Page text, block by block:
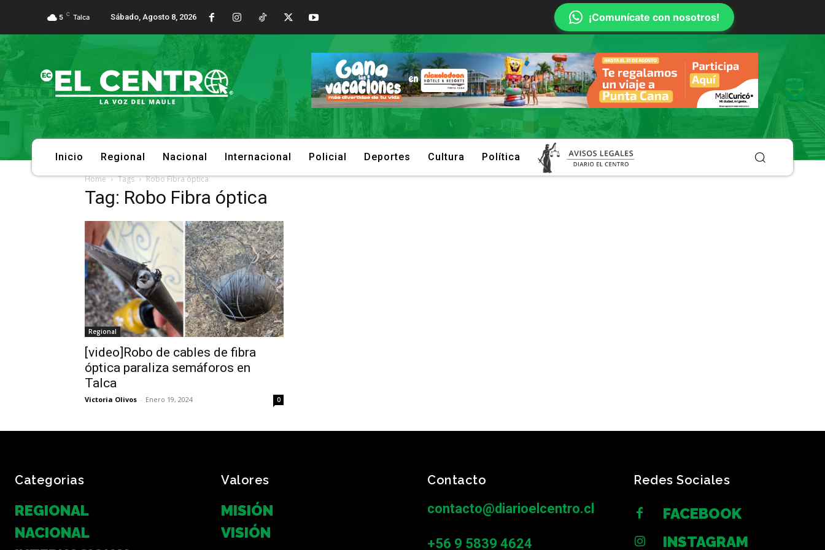
5 C Talca Sábado, Agosto 8, 2026 ¡Comunícate con nosotros!
Inicio Regional Nacional Internacional Policial Deportes Cultura Política
Home Tags Robo Fibra óptica
Tag: Robo Fibra óptica
Regional
[video]Robo de cables de fibra
óptica paraliza semáforos en
Talca
Victoria Olivos - Enero 19, 2024 0
Categorias
REGIONAL
NACIONAL
Valores
MISIÓN
VISIÓN
Contacto
contacto@diarioelcentro.cl
+56 9 5839 4624
Redes Sociales
FACEBOOK
INSTAGRAM